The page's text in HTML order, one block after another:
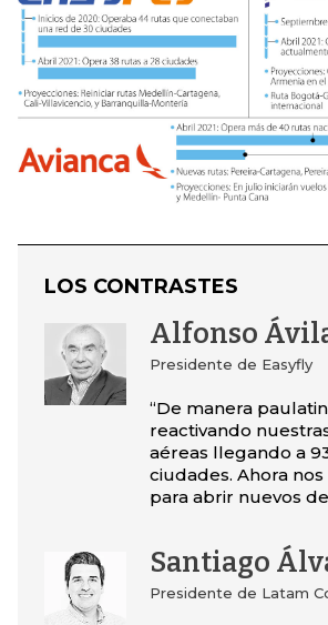
LOS CONTRASTES
Alfonso
Presidente de Easyfly
“De manera
reactivando
aéreas llegando a
ciudades. Ahora
para abrir nuevos
Santiago
Presidente de Latam